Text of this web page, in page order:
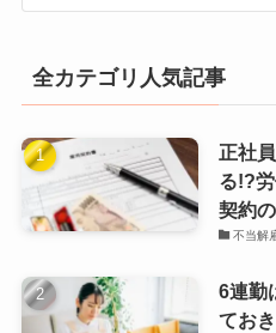
全カテゴリ人気記事
正社
る!?
契約
不当解
6連勤
てお